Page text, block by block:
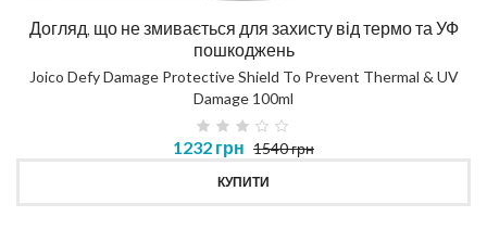
Догляд, що не змивається для захисту від термо та УФ
пошкоджень
Joico Defy Damage Protective Shield To Prevent Thermal & UV
Damage 100ml
1232 грн 1540 грн
КУПИТИ